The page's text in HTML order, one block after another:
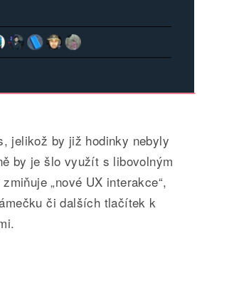
jelikož by již hodinky nebyly
by je šlo využít s libovolným
„nové UX interakce“,
či dalších tlačítek k